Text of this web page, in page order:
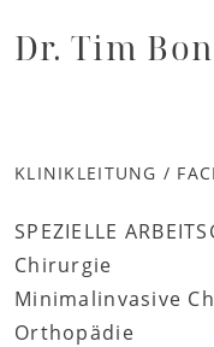
Dr. Tim
KLINIKLEITUNG /
SPEZIELLE
Chirurgie
Minimalinvasive
Orthopädie